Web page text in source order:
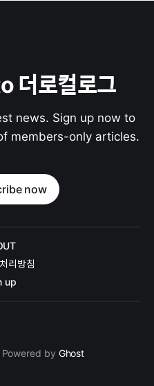
더로컬로그
news. Sign up now to
members-only articles.
now
리방침
up
Powered by Ghost